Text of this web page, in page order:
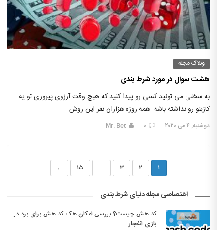
وبلاگ مجله
هشت سوال در مورد شرط بندی
به سختی می تونید کسی رو پیدا کنید که هیچ وقت آرزوی پیروزی تو یه
کازینو رو نداشته باشه. همه روزه هزاران نفر این روش…
دوشنبه, ۴ می ۲۰۲۰ ۰ Mr. Bet
۱ ۲ ۳ … ۱۵ ←
اختصاصی مجله دنیای شرط بندی
کد هش چیست؟ بررسی امکان هک کد هش برای برد در
بازی انفجار